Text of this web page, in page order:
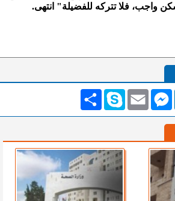
واجب، فلا تتركه للفضيلة" انتهى.
انشر Skype Email
Messenger